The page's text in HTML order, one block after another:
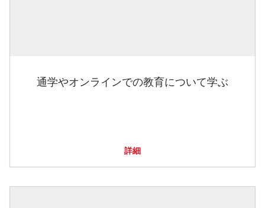
通学やオンラインでの教育について学ぶ
詳細